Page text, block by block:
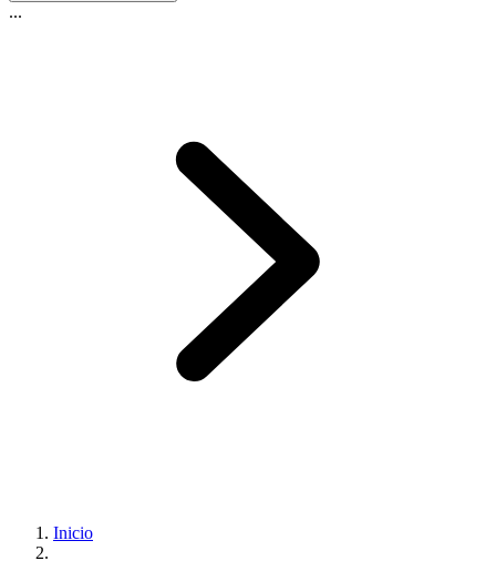
...
Inicio